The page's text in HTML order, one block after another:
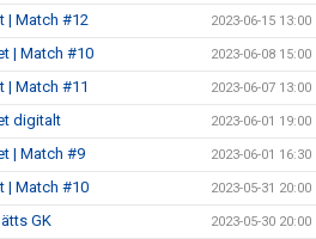
| Match #12 2023-06-15 13:00
| Match #10 2023-06-08 15:00
| Match #11 2023-06-07 13:00
digitalt 2023-06-01 19:00
| Match #9 2023-06-01 16:30
| Match #10 2023-05-31 20:00
GK 2023-05-30 20:00